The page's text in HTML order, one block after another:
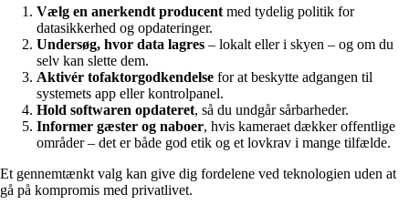
Vælg en anerkendt producent med tydelig politik for
datasikkerhed og opdateringer.
Undersøg, hvor data lagres – lokalt eller i skyen – og om du
selv kan slette dem.
Aktivér tofaktorgodkendelse for at beskytte adgangen til
systemets app eller kontrolpanel.
Hold softwaren opdateret, så du undgår sårbarheder.
Informer gæster og naboer, hvis kameraet dækker offentlige
områder – det er både god etik og et lovkrav i mange tilfælde.
Et gennemtænkt valg kan give dig fordelene ved teknologien uden at
gå på kompromis med privatlivet.